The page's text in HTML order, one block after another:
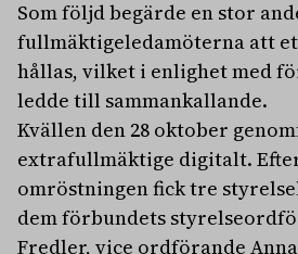
Som följd begärde en stor
fullmäktigeledamöterna att
hållas, vilket i enlighet med
ledde till sammankallande.
Kvällen den 28 oktober
extrafullmäktige digitalt.
omröstningen fick tre
dem förbundets
Fredler, vice ordförande